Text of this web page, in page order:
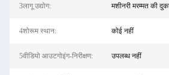
3लागू उद्योग: मशीनरी मरम्मत की
4शोरूम स्थान: कोई नहीं
5वीडियो आउटगोइंग-निरीक्षण: उपलब्ध नहीं